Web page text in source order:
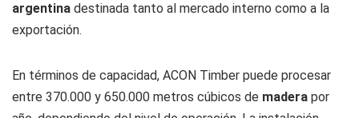
argentina destinada tanto al mercado interno como a la
exportación.
En términos de capacidad, ACON Timber puede procesar
entre 370.000 y 650.000 metros cúbicos de madera por